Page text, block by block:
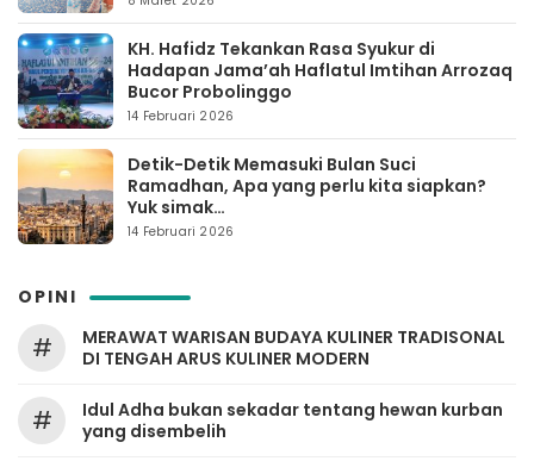
KH. Hafidz Tekankan Rasa Syukur di
Hadapan Jama’ah Haflatul Imtihan Arrozaq
Bucor Probolinggo
14 Februari 2026
Detik-Detik Memasuki Bulan Suci
Ramadhan, Apa yang perlu kita siapkan?
Yuk simak…
14 Februari 2026
OPINI
#
MERAWAT WARISAN BUDAYA KULINER TRADISONAL
DI TENGAH ARUS KULINER MODERN
#
Idul Adha bukan sekadar tentang hewan kurban
yang disembelih